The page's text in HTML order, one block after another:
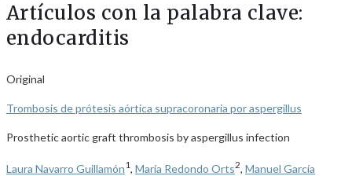
Artículos con la palabra clave:
endocarditis
Original
Trombosis de prótesis aórtica supracoronaria por aspergillus
Prosthetic aortic graft thrombosis by aspergillus infection
Laura Navarro Guillamón1, María Redondo Orts2, Manuel García